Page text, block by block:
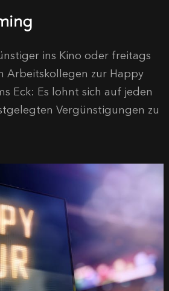
ins Kino oder freitags
Arbeitskollegen zur Happy
Eck: Es lohnt sich auf jeden
Vergünstigungen zu